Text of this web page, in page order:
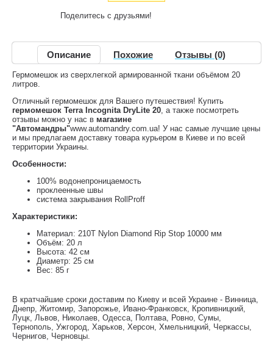
Поделитесь с друзьями!
Описание Похожие Отзывы (0)
Гермомешок из сверхлегкой армированной ткани объёмом 20
литров.
Отличный гермомешок для Вашего путешествия! Купить
гермомешок Terra Incognita DryLite 20, а также посмотреть
отзывы можно у нас в магазине
"Автомандры"www.automandry.com.ua! У нас самые лучшие цены
и мы предлагаем доставку товара курьером в Киеве и по всей
территории Украины.
Особенности:
100% водонепроницаемость
проклеенные швы
система закрывания RollProff
Характеристики:
Материал: 210T Nylon Diamond Rip Stop 10000 мм
Объём: 20 л
Высота: 42 см
Диаметр: 25 см
Вес: 85 г
В кратчайшие сроки доставим по Киеву и всей Украине - Винница,
Днепр, Житомир, Запорожье, Ивано-Франковск, Кропивницкий,
Луцк, Львов, Николаев, Одесса, Полтава, Ровно, Сумы,
Тернополь, Ужгород, Харьков, Херсон, Хмельницкий, Черкассы,
Чернигов, Черновцы.